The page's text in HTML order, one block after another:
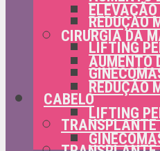
REDUÇÃO
LIFTING
CABELO
ELEVAÇÃO
CIRURGIA DA
AUMENTO
REDUÇÃO
LIFTING